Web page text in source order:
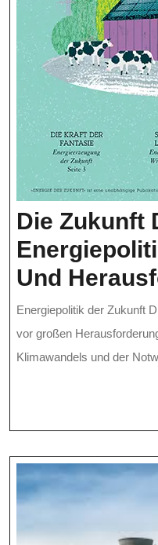
Die Zukunft
Und
Energiepolitik der Zukunft
vor großen
Klimawandels und der